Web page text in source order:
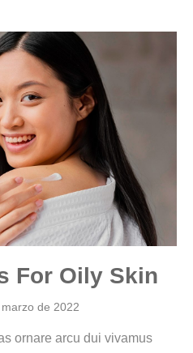
For Oily Skin
de 2022
ornare arcu dui vivamus